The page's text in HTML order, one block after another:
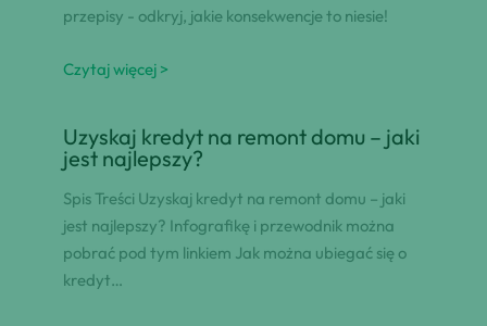
przepisy - odkryj, jakie konsekwencje to niesie!
Czytaj więcej >
Uzyskaj kredyt na remont domu – jaki
jest najlepszy?
Spis Treści Uzyskaj kredyt na remont domu – jaki
jest najlepszy? Infografikę i przewodnik można
pobrać pod tym linkiem Jak można ubiegać się o
kredyt…